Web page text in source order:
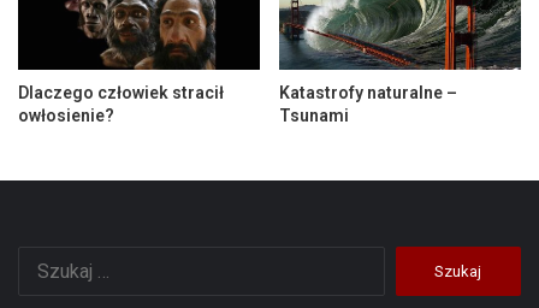
Dlaczego człowiek stracił
owłosienie?
Katastrofy naturalne –
Tsunami